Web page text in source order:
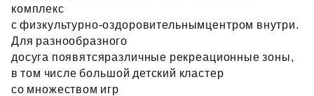
комплекс
с физкультурно‑оздоровительнымцентром внутри.
Для разнообразного
досуга появятсяразличные рекреационные зоны,
в том числе большой детский кластер
со множеством игр